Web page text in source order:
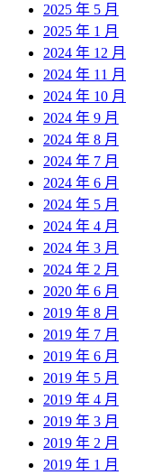
2025 年 5 月
2025 年 1 月
2024 年 12 月
2024 年 11 月
2024 年 10 月
2024 年 9 月
2024 年 8 月
2024 年 7 月
2024 年 6 月
2024 年 5 月
2024 年 4 月
2024 年 3 月
2024 年 2 月
2020 年 6 月
2019 年 8 月
2019 年 7 月
2019 年 6 月
2019 年 5 月
2019 年 4 月
2019 年 3 月
2019 年 2 月
2019 年 1 月